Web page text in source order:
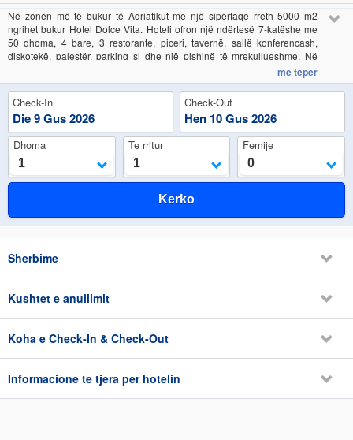
Në zonën më të bukur të Adriatikut me një sipërfaqe rreth 5000 m2
ngrihet bukur Hotel Dolce Vita. Hoteli ofron një ndërtesë 7-katëshe me
50 dhoma, 4 bare, 3 restorante, piceri, tavernë, sallë konferencash,
diskotekë, palestër, parking si dhe një pishinë të mrekullueshme. Në
hotel do të gjeni të ndërthurura bukur pamjet e hotelit me gjelbërimin e
pafund, kënaqësitë e rehatise me hapësirat e shumta që ai ofron si edhe
cilësinë e gatimit me larminë e kuzhinave që ofrojnë restorantet.
Pushimet tek Dolce Vita pushimet do te mbeten në kujtesën tuaj.
me teper
Check-In
Die9Gus2026
Check-Out
Hen 10Gus2026
Dhoma
1
Te rritur
1
Femije
0
Kerko
Sherbime
Kushtet e anullimit
Koha e Check-In & Check-Out
Informacione te tjera per hotelin